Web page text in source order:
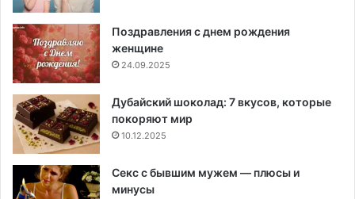
Поздравления с днем рождения
женщине
24.09.2025
Дубайский шоколад: 7 вкусов, которые
покоряют мир
10.12.2025
Секс с бывшим мужем — плюсы и
минусы